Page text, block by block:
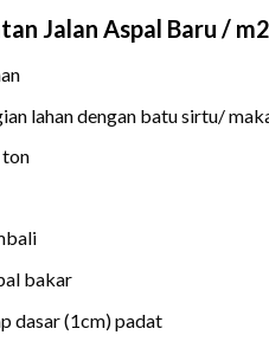
Jalan Aspal Baru /
lahan dengan batu sirtu/
bakar
dasar (1cm) padat